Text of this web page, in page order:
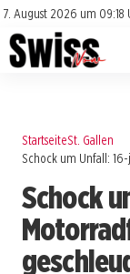
7. August 2026 um 09:18
Impressum
Datenschutz
Jobs
Events
StartseiteSt. Gallen
Schock um Unfall:
Schock